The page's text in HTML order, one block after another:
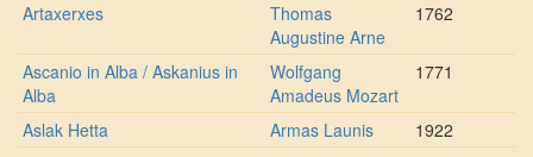
Artaxerxes
Thomas
Augustine Arne
1762
Ascanio in Alba / Askanius in
Alba
Wolfgang
Amadeus Mozart
1771
Aslak Hetta Armas Launis
1922